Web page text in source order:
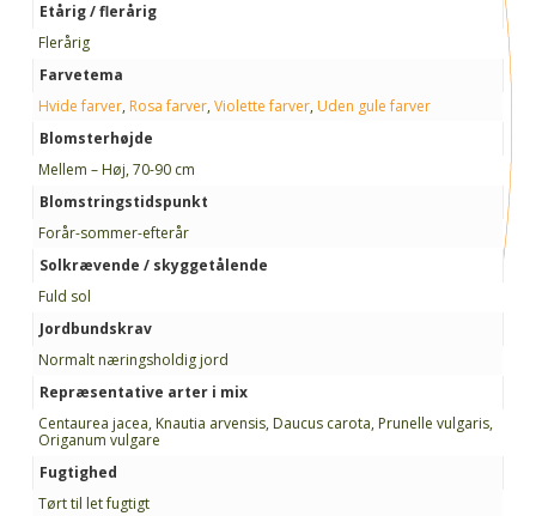
Etårig / flerårig
Flerårig
Farvetema
Hvide farver, Rosa farver,Violette farver, Uden gule farver
Blomsterhøjde
Mellem – Høj, 70-90 cm
Blomstringstidspunkt
Forår-sommer-efterår
Solkrævende / skyggetålende
Fuld sol
Jordbundskrav
Normalt næringsholdig jord
Repræsentative arter i mix
Centaurea jacea, Knautia arvensis, Daucus carota, Prunelle vulgaris,
Origanum vulgare
Fugtighed
Tørt til let fugtigt